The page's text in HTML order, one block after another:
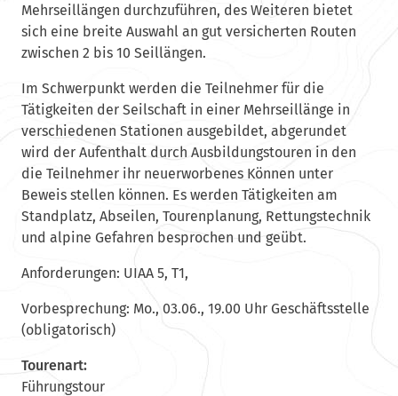
Mehrseillängen durchzuführen, des Weiteren bietet
sich eine breite Auswahl an gut versicherten Routen
zwischen 2 bis 10 Seillängen.
Im Schwerpunkt werden die Teilnehmer für die
Tätigkeiten der Seilschaft in einer Mehrseillänge in
verschiedenen Stationen ausgebildet, abgerundet
wird der Aufenthalt durch Ausbildungstouren in den
die Teilnehmer ihr neuerworbenes Können unter
Beweis stellen können. Es werden Tätigkeiten am
Standplatz, Abseilen, Tourenplanung, Rettungstechnik
und alpine Gefahren besprochen und geübt.
Anforderungen: UIAA 5, T1,
Vorbesprechung: Mo., 03.06., 19.00 Uhr Geschäftsstelle
(obligatorisch)
Tourenart:
Führungstour